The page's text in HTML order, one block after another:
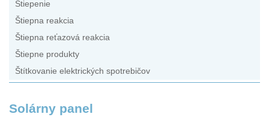
Štiepenie
Štiepna reakcia
Štiepna reťazová reakcia
Štiepne produkty
Štítkovanie elektrických spotrebičov
Solárny panel